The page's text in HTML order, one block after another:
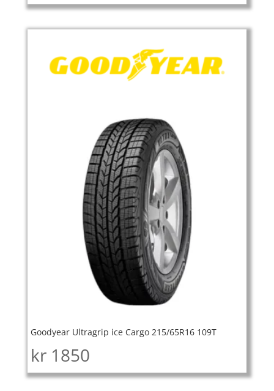
Goodyear Ultragrip ice Cargo 215/65R16 109T
kr 1850